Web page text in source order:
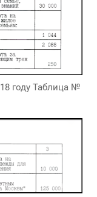
году Таблица №